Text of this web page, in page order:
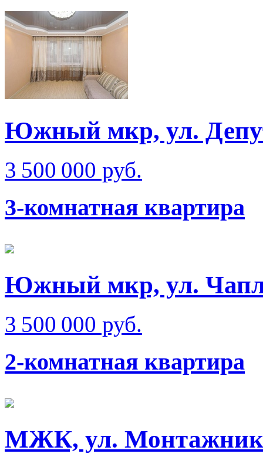
Южный мкр, ул.
3 500 000 руб.
3-комнатная квартира
Южный мкр, ул.
3 500 000 руб.
2-комнатная квартира
МЖК, ул.